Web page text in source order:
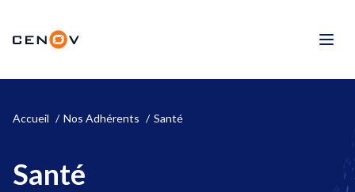
contenu
CENOV
Accueil Nos Adhérents Santé
Santé